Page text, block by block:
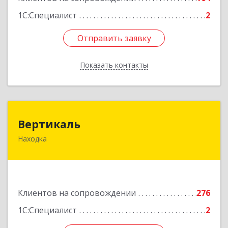
1С:Специалист
2
Отправить заявку
Показать контакты
Отправить заявку
Назад
Вертикаль
Находка
Клиентов на сопровождении
276
1С:Специалист
2